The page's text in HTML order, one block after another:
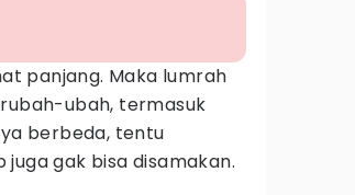
panjang. Maka lumrah
ubah, termasuk
berbeda, tentu
gak bisa disamakan.